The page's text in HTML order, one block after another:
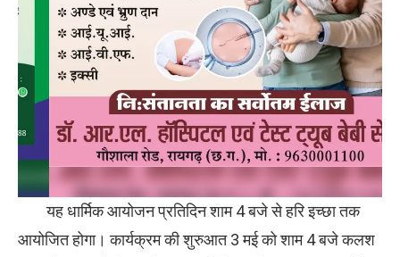
यह धार्मिक आयोजन प्रतिदिन शाम 4 बजे से हरि इच्छा तक
आयोजित होगा। कार्यक्रम की शुरुआत 3 मई को शाम 4 बजे कलश